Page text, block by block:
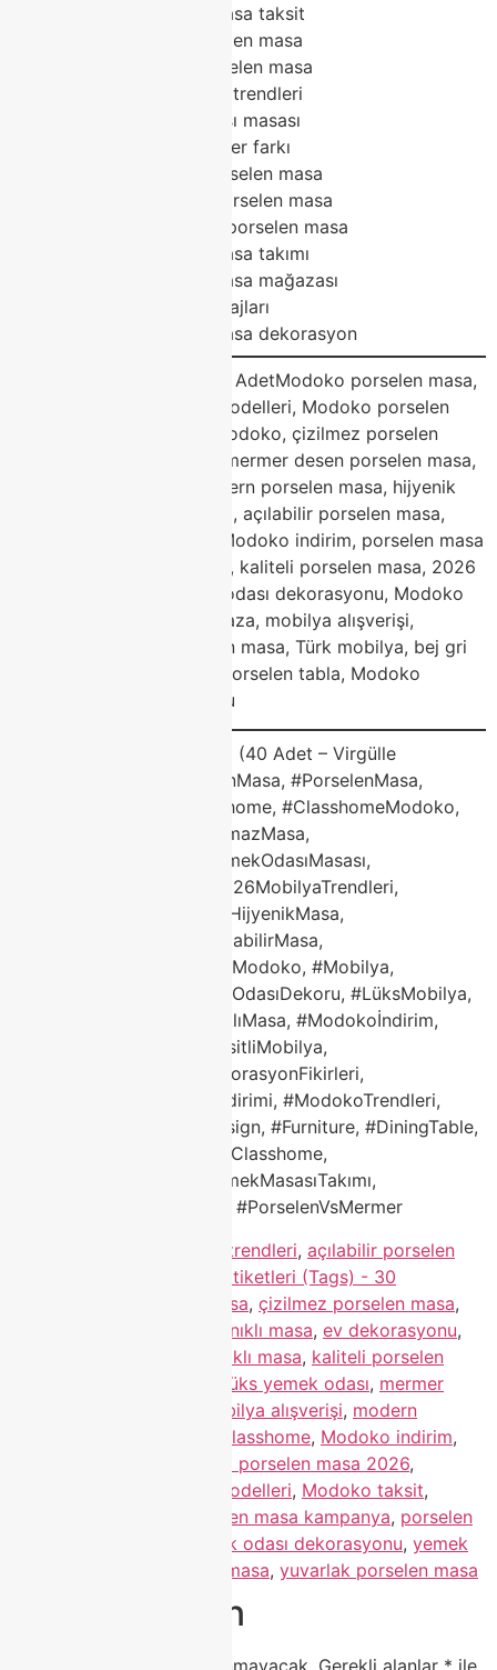
Modoko porselen masa taksit
Modoko en iyi porselen masa
Modoko kaliteli porselen masa
2026 porselen masa trendleri
Modoko yemek odası masası
Porselen masa mermer farkı
Modoko modern porselen masa
Modoko dayanıklı porselen masa
Modoko yeni sezon porselen masa
Modoko porselen masa takımı
Modoko porselen masa mağazası
Porselen masa avantajları
Modoko porselen masa dekorasyon
Blog Etiketleri (Tags) – 30 AdetModoko porselen masa,
Modoko porselen masa modelleri, Modoko porselen
masa 2026, Classhome Modoko, çizilmez porselen
masa, leke tutmaz masa, mermer desen porselen masa,
yemek odası masası, modern porselen masa, hijyenik
masa, ısıya dayanıklı masa, açılabilir porselen masa,
yuvarlak porselen masa, Modoko indirim, porselen masa
kampanya, Modoko taksit, kaliteli porselen masa, 2026
mobilya trendleri, yemek odası dekorasyonu, Modoko
Classhome, Modoko mağaza, mobilya alışverişi,
dayanıklı masa, yeni sezon masa, Türk mobilya, bej gri
masa, lüks yemek odası, porselen tabla, Modoko
Ümraniye, ev dekorasyonu
Sosyal Medya Hashtag’leri (40 Adet – Virgülle
Ayrılmış)#ModokoPorselenMasa, #PorselenMasa,
#ModokoMobilya, #Classhome, #ClasshomeModoko,
#ÇizilmezMasa, #LekeTutmazMasa,
#MermerDesenMasa, #YemekOdasıMasası,
#ModernYemekOdası, #2026MobilyaTrendleri,
#PorselenYemekMasası, #HijyenikMasa,
#IsıyaDayanıklıMasa, #AçılabilirMasa,
#YuvarlakPorselenMasa, #Modoko, #Mobilya,
#EvDekorasyonu, #YemekOdasıDekoru, #LüksMobilya,
#KaliteliMobilya, #DayanıklıMasa, #Modokoİndirim,
#MobilyaKampanya, #TaksitliMobilya,
#YeniSezonMobilya, #DekorasyonFikirleri,
#EvimŞahane, #Mobilyaİndirimi, #ModokoTrendleri,
#HomeDecor, #InteriorDesign, #Furniture, #DiningTable,
#TurkishDesign, #ModokoClasshome,
#PorselenMasa2026, #YemekMasasıTakımı,
#PorselenMasaAvantajları, #PorselenVsMermer
2026 mobilya trendleri, açılabilir porselen
Blog Etiketleri (Tags) - 30
AdetModoko porselen masa, çizilmez porselen masa,
dayanıklı masa, ev dekorasyonu,
ısıya dayanıklı masa, kaliteli porselen
lüks yemek odası, mermer
mobilya alışverişi, modern
Modoko Classhome, Modoko indirim,
Modoko porselen masa 2026,
Modoko porselen masa modelleri, Modoko taksit,
porselen masa kampanya, porselen
yemek odası dekorasyonu, yemek
yeni sezon masa, yuvarlak porselen masa
Bir yanıt yazın
E-posta adresiniz yayınlanmayacak. Gerekli alanlar * ile